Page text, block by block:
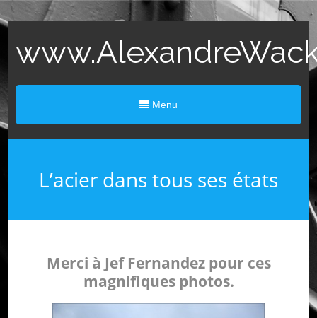
Menu
L’acier dans tous ses états
Merci à Jef Fernandez pour ces
magnifiques photos.